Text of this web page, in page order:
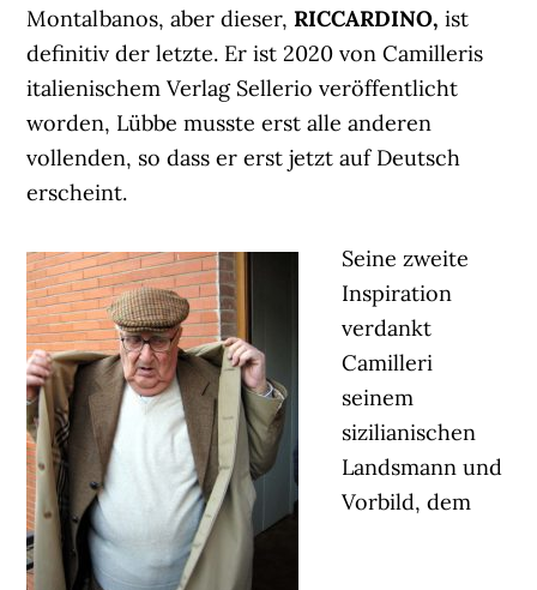
Montalbanos, aber dieser,RICCARDINO,ist
definitiv der letzte. Er ist 2020 von Camilleris
italienischem Verlag Sellerio veröffentlicht
worden, Lübbe musste erst alle anderen
vollenden, so dass er erst jetzt auf Deutsch
erscheint.
Seine zweite
Inspiration
verdankt
Camilleri
seinem
sizilianischen
Landsmann und
Vorbild, dem